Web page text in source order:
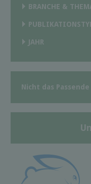
BRANCHE &
JAHR
Nicht das